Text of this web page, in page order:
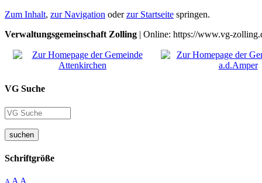
Zum Inhalt, zur Navigation oderzur Startseite springen.
Verwaltungsgemeinschaft Zolling | Online: https://www.vg-
VG Suche
suchen
Schriftgröße
A A